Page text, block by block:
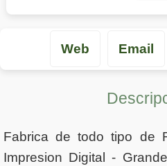
Web Email
Fabrica de todo tipo de
Impresion Digital -